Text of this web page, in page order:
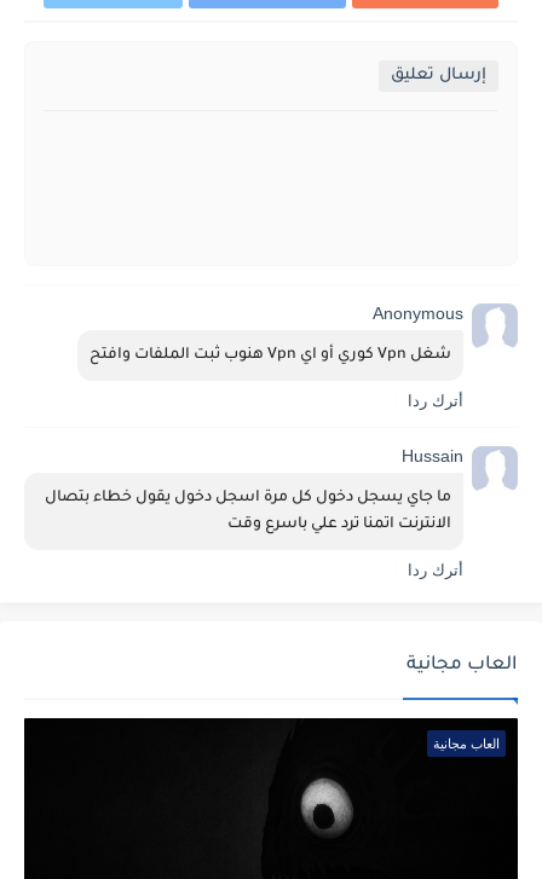
إرسال تعليق
Anonymous
شغل Vpn كوري أو اي Vpn هنوب ثبت الملفات وافتح
أترك ردا
Hussain
الانترنت اتمنا ترد علي باسرع وقت
أترك ردا
العاب مجانية
العاب مجانية